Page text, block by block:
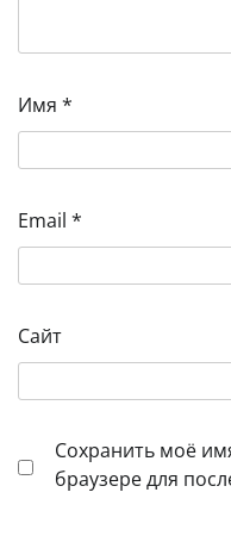
Имя *
Email *
Сайт
Сохранить моё
браузере для